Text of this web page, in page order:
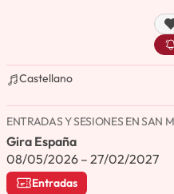
Castellano
ENTRADAS Y SESIONES EN SAN
Gira España
08/05/2026 – 27/02/2027
Entradas